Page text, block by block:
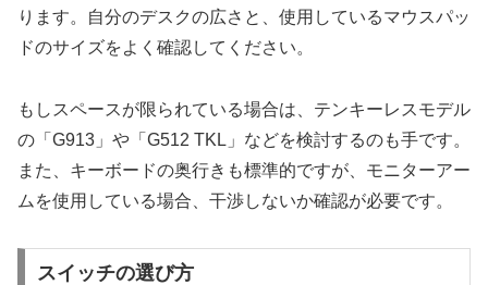
ります。自分のデスクの広さと、使用しているマウスパッ
ドのサイズをよく確認してください。
もしスペースが限られている場合は、テンキーレスモデル
の「G913」や「G512 TKL」などを検討するのも手です。
また、キーボードの奥行きも標準的ですが、モニターアー
ムを使用している場合、干渉しないか確認が必要です。
スイッチの選び方